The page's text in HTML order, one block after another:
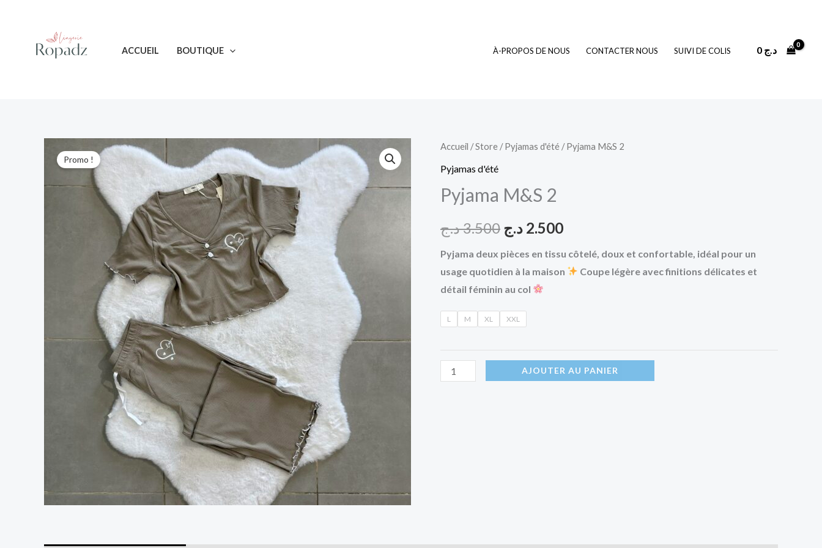
ACCUEIL BOUTIQUE À-PROPOS DE NOUS CONTACTER NOUS SUIVI DE COLIS 0 د.ج
Promo !
Accueil /Store /Pyjamas d'été / Pyjama M&S 2
Pyjamas d'été
Pyjama M&S 2
3.500د.ج
Le
initial
était :
3.500 د.ج.
2.500 د.ج
Le
est :
2.500 د.ج.
Pyjama deux pièces en tissu côtelé, doux et confortable, idéal pour un
usage quotidien à la maison
Coupe légère avec finitions délicates et
détail féminin au col
L M XL XXL
quantité
de
M&S
AJOUTER AU PANIER